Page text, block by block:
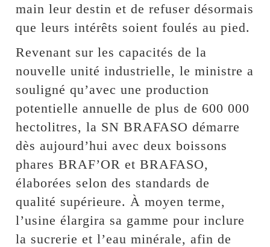
main leur destin et de refuser désormais
que leurs intérêts soient foulés au pied.
Revenant sur les capacités de la
nouvelle unité industrielle, le ministre a
souligné qu’avec une production
potentielle annuelle de plus de 600 000
hectolitres, la SN BRAFASO démarre
dès aujourd’hui avec deux boissons
phares BRAF’OR et BRAFASO,
élaborées selon des standards de
qualité supérieure. À moyen terme,
l’usine élargira sa gamme pour inclure
la sucrerie et l’eau minérale, afin de